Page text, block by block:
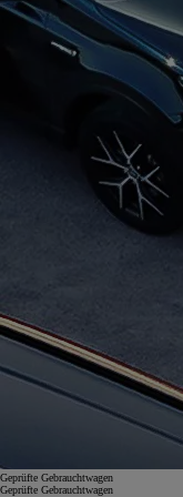
Geprüfte Gebrauchtwagen
Geprüfte Gebrauchtwagen